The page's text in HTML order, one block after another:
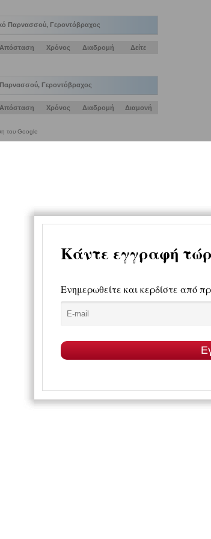
Παρνασσού, Γεροντόβραχος
Απόσταση Χρόνος Διαδρομή Δείτε
Παρνασσού, Γεροντόβραχος
Απόσταση Χρόνος Διαδρομή Διαμονή
του Google